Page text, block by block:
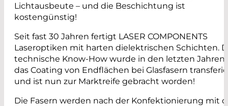
Lichtausbeute – und die Beschichtung ist
kostengünstig!
Seit fast 30 Jahren fertigt LASER COMPONENTS
Laseroptiken mit harten dielektrischen Schichten.
technische Know-How wurde in den letzten Jahren
das Coating von Endflächen bei Glasfasern
und ist nun zur Marktreife gebracht worden!
Die Fasern werden nach der Konfektionierung mit